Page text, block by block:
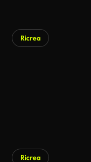
Ricrea
Ricrea